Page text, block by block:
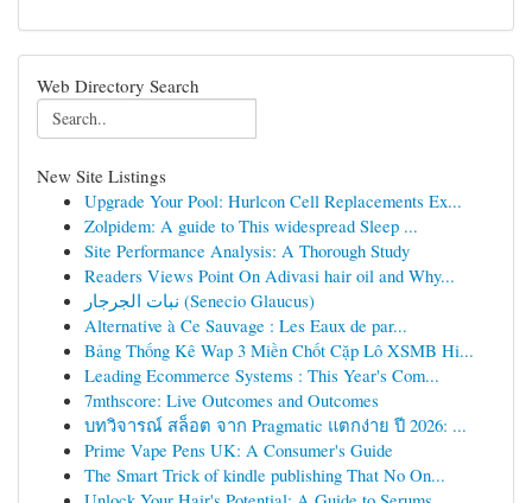
Web Directory Search
New Site Listings
Upgrade Your Pool: Hurlcon Cell Replacements Ex...
Zolpidem: A guide to This widespread Sleep ...
Site Performance Analysis: A Thorough Study
Readers Views Point On Adivasi hair oil and Why...
نبات الجرجار (Senecio Glaucus)
Alternative à Ce Sauvage : Les Eaux de par...
Bảng Thống Kê Wap 3 Miền Chốt Cặp Lô XSMB Hi...
Leading Ecommerce Systems : This Year's Com...
7mthscore: Live Outcomes and Outcomes
บทวิจารณ์ สล็อต จาก Pragmatic แตกง่าย ปี 2026: ...
Prime Vape Pens UK: A Consumer's Guide
The Smart Trick of kindle publishing That No On...